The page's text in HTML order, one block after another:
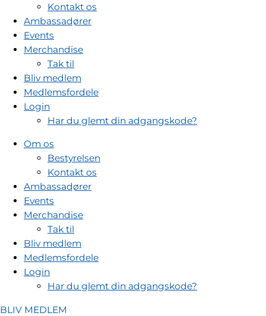
Kontakt os
Ambassadører
Events
Merchandise
Tak til
Bliv medlem
Medlemsfordele
Login
Har du glemt din adgangskode?
Om os
Bestyrelsen
Kontakt os
Ambassadører
Events
Merchandise
Tak til
Bliv medlem
Medlemsfordele
Login
Har du glemt din adgangskode?
BLIV MEDLEM